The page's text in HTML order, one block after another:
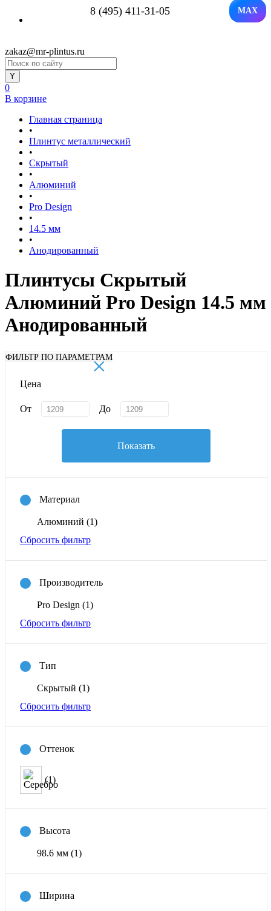
8 (495) 411-31-05 MAX
zakaz@mr-plintus.ru
0
В корзине
Главная страница
•
Плинтус металлический
•
Скрытый
•
Алюминий
•
Pro Design
•
14.5 мм
•
Анодированный
Плинтусы Скрытый
Алюминий Pro Design 14.5 мм
Анодированный
ФИЛЬТР ПО ПАРАМЕТРАМ
×
Цена
От До
Показать
Материал
Алюминий (1)
Сбросить фильтр
Производитель
Pro Design (1)
Сбросить фильтр
Тип
Скрытый (1)
Сбросить фильтр
Оттенок
(1)
Высота
98.6 мм (1)
Ширина